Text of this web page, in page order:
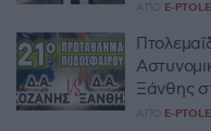
ΑΠΌ E-
Ξάνθης
ΑΠΌ E-